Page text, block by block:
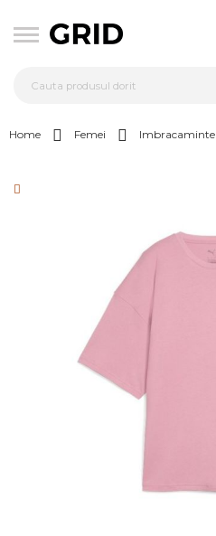
Home Femei Imbracaminte